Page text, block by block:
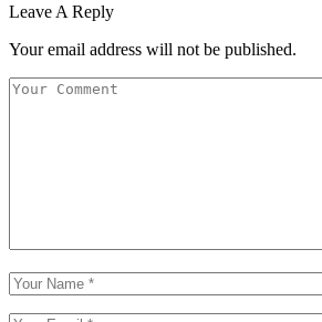
Leave A Reply
Your email address will not be published.